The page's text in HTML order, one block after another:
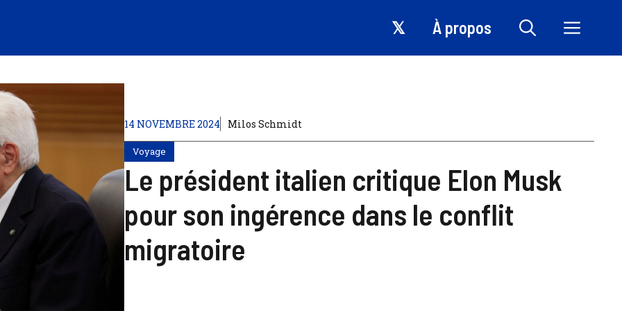
𝕏 À propos
14 NOVEMBRE 2024 Milos Schmidt
Voyage
Le président italien critique Elon Musk
pour son ingérence dans le conflit
migratoire